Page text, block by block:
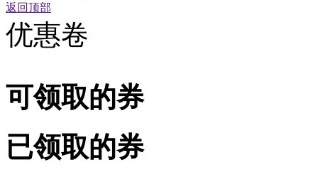
返回顶部
优惠卷
可领取的券
已领取的券